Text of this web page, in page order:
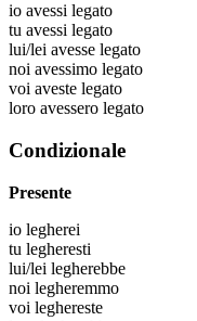
io avessi legato
tu avessi legato
lui/lei avesse legato
noi avessimo legato
voi aveste legato
loro avessero legato
Condizionale
Presente
io legherei
tu legheresti
lui/lei legherebbe
noi legheremmo
voi leghereste